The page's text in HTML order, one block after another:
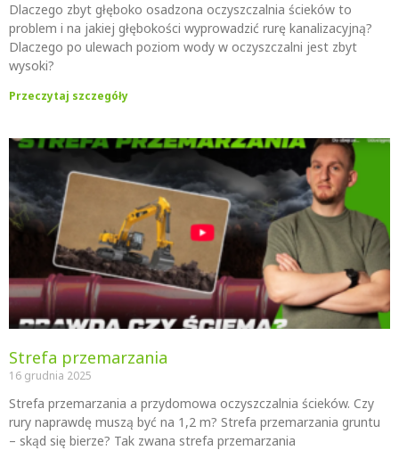
Dlaczego zbyt głęboko osadzona oczyszczalnia ścieków to
problem i na jakiej głębokości wyprowadzić rurę kanalizacyjną?
Dlaczego po ulewach poziom wody w oczyszczalni jest zbyt
wysoki?
Przeczytaj szczegóły
Strefa przemarzania
16 grudnia 2025
Strefa przemarzania a przydomowa oczyszczalnia ścieków. Czy
rury naprawdę muszą być na 1,2 m? Strefa przemarzania gruntu
– skąd się bierze? Tak zwana strefa przemarzania